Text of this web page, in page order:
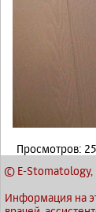
Просмотров:
© E-Stomatology,
Информация на